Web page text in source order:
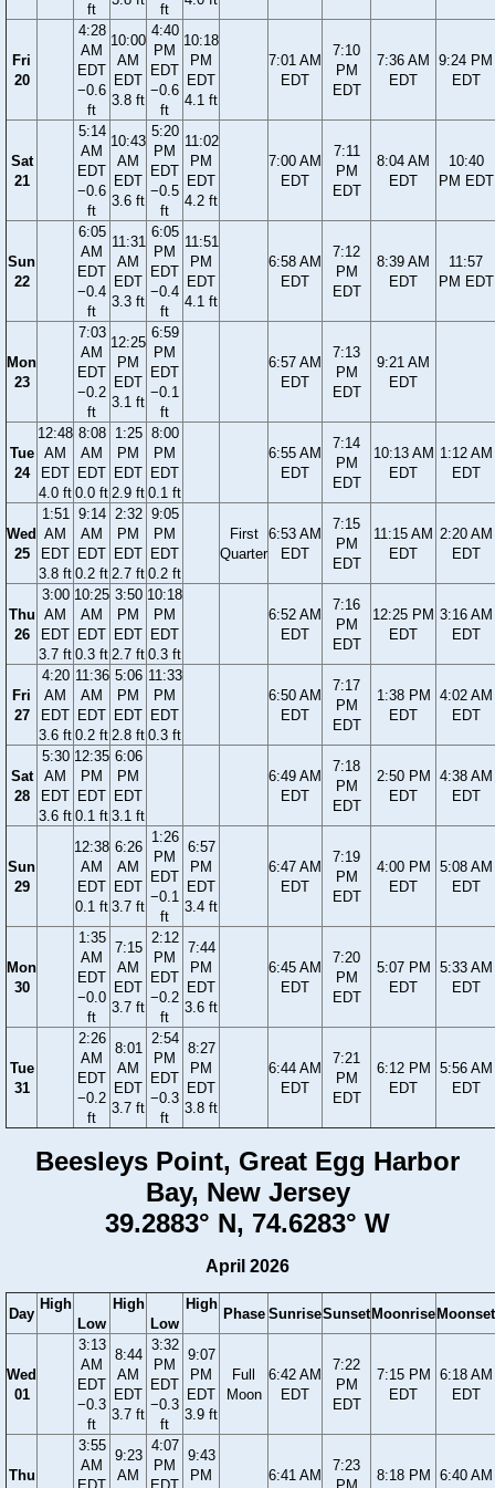
ft ft
Fri
20
4:28
AM
EDT
−0.6
ft
10:00
AM
EDT
3.8 ft
4:40
PM
EDT
−0.6
ft
10:18
PM
EDT
4.1 ft
7:01 AM
EDT
7:10
PM
EDT
7:36 AM
EDT
9:24 PM
EDT
Sat
21
5:14
AM
EDT
−0.6
ft
10:43
AM
EDT
3.6 ft
5:20
PM
EDT
−0.5
ft
11:02
PM
EDT
4.2 ft
7:00 AM
EDT
7:11
PM
EDT
8:04 AM
EDT
10:40
PM EDT
Sun
22
6:05
AM
EDT
−0.4
ft
11:31
AM
EDT
3.3 ft
6:05
PM
EDT
−0.4
ft
11:51
PM
EDT
4.1 ft
6:58 AM
EDT
7:12
PM
EDT
8:39 AM
EDT
11:57
PM EDT
Mon
23
7:03
AM
EDT
−0.2
ft
12:25
PM
EDT
3.1 ft
6:59
PM
EDT
−0.1
ft
6:57 AM
EDT
7:13
PM
EDT
9:21 AM
EDT
Tue
24
12:48
AM
EDT
4.0 ft
8:08
AM
EDT
0.0 ft
1:25
PM
EDT
2.9 ft
8:00
PM
EDT
0.1 ft
6:55 AM
EDT
7:14
PM
EDT
10:13 AM
EDT
1:12 AM
EDT
Wed
25
1:51
AM
EDT
3.8 ft
9:14
AM
EDT
0.2 ft
2:32
PM
EDT
2.7 ft
9:05
PM
EDT
0.2 ft
First
Quarter
6:53 AM
EDT
7:15
PM
EDT
11:15 AM
EDT
2:20 AM
EDT
Thu
26
3:00
AM
EDT
3.7 ft
10:25
AM
EDT
0.3 ft
3:50
PM
EDT
2.7 ft
10:18
PM
EDT
0.3 ft
6:52 AM
EDT
7:16
PM
EDT
12:25 PM
EDT
3:16 AM
EDT
Fri
27
4:20
AM
EDT
3.6 ft
11:36
AM
EDT
0.2 ft
5:06
PM
EDT
2.8 ft
11:33
PM
EDT
0.3 ft
6:50 AM
EDT
7:17
PM
EDT
1:38 PM
EDT
4:02 AM
EDT
Sat
28
5:30
AM
EDT
3.6 ft
12:35
PM
EDT
0.1 ft
6:06
PM
EDT
3.1 ft
6:49 AM
EDT
7:18
PM
EDT
2:50 PM
EDT
4:38 AM
EDT
Sun
29
12:38
AM
EDT
0.1 ft
6:26
AM
EDT
3.7 ft
1:26
PM
EDT
−0.1
ft
6:57
PM
EDT
3.4 ft
6:47 AM
EDT
7:19
PM
EDT
4:00 PM
EDT
5:08 AM
EDT
Mon
30
1:35
AM
EDT
−0.0
ft
7:15
AM
EDT
3.7 ft
2:12
PM
EDT
−0.2
ft
7:44
PM
EDT
3.6 ft
6:45 AM
EDT
7:20
PM
EDT
5:07 PM
EDT
5:33 AM
EDT
Tue
31
2:26
AM
EDT
−0.2
ft
8:01
AM
EDT
3.7 ft
2:54
PM
EDT
−0.3
ft
8:27
PM
EDT
3.8 ft
6:44 AM
EDT
7:21
PM
EDT
6:12 PM
EDT
5:56 AM
EDT
Beesleys Point, Great Egg Harbor
Bay, New Jersey
39.2883° N, 74.6283° W
April 2026
Day
High
Low
High
Low
High
Phase SunriseSunsetMoonriseMoonset
Wed
01
3:13
AM
EDT
−0.3
ft
8:44
AM
EDT
3.7 ft
3:32
PM
EDT
−0.3
ft
9:07
PM
EDT
3.9 ft
Full
Moon
6:42 AM
EDT
7:22
PM
EDT
7:15 PM
EDT
6:18 AM
EDT
Thu
3:55
AM
9:23
AM
4:07
PM
9:43
PM
6:41 AM
7:23
8:18 PM 6:40 AM